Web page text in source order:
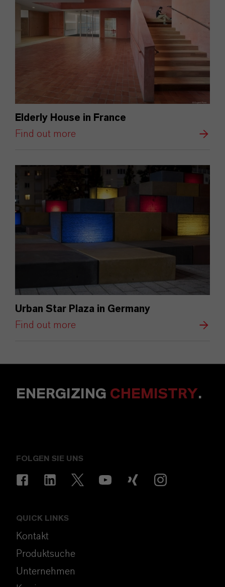
Elderly House in France
Find out more
Urban Star Plaza in Germany
Find out more
ENERGIZING CHEMISTRY.
FOLGEN SIE UNS
QUICK LINKS
Kontakt
Produktsuche
Unternehmen